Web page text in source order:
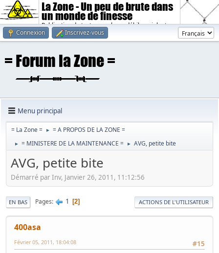
La Zone - Un peu de brute dans
un monde de finesse
Publication de textes sombres, débiles, violents.
Connexion
Inscrivez-vous
Menu principal
= La Zone = ► = A PROPOS DE LA ZONE =
► = MINISTERE DE LA MAINTENANCE = ► AVG, petite bite
AVG, petite bite
Démarré par Inv, Janvier 26, 2011, 11:12:56
EN BAS Pages 1 2 ACTIONS DE L'UTILISATEUR
400asa
#15
Février 05, 2011, 18:04:08